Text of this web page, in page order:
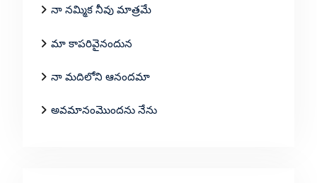
నా నమ్మిక నీవు మాత్రమే
మా కాపరివైనందున
నా మదిలోని ఆనందమా
అవమానంమొందను నేను